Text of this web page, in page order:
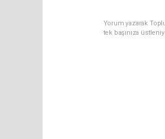
Yorum yazarak
tek başınıza